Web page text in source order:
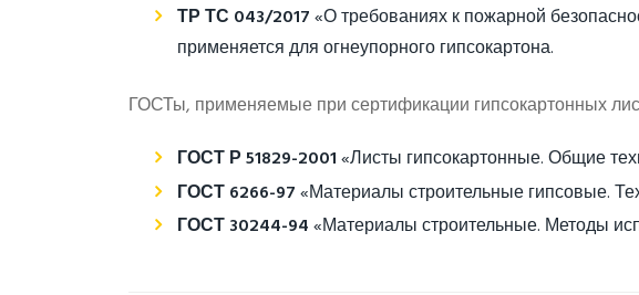
ТР ТС 043/2017«О требованиях к пожарной
применяется для огнеупорного гипсокартона.
ГОСТы, применяемые при сертификации гипсокартонных
ГОСТ Р 51829-2001«Листы гипсокартонные. Общие
ГОСТ 6266-97«Материалы строительные гипсовые.
ГОСТ 30244-94«Материалы строительные. Методы